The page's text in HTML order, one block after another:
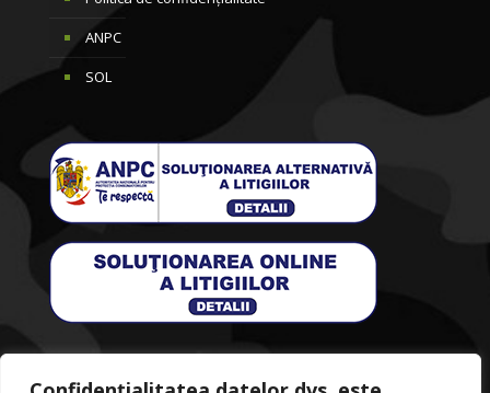
ANPC
SOL